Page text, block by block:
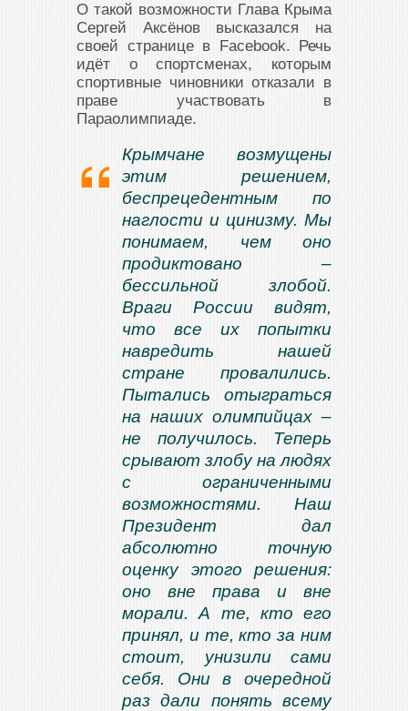
О такой возможности Глава Крыма
Сергей Аксёнов высказался на
своей странице в Facebook. Речь
идёт о спортсменах, которым
спортивные чиновники отказали в
праве участвовать в
Параолимпиаде.
Крымчане возмущены
этим решением,
беспрецедентным по
наглости и цинизму. Мы
понимаем, чем оно
продиктовано –
бессильной злобой.
Враги России видят,
что все их попытки
навредить нашей
стране провалились.
Пытались отыграться
на наших олимпийцах –
не получилось. Теперь
срывают злобу на людях
с ограниченными
возможностями. Наш
Президент дал
абсолютно точную
оценку этого решения:
оно вне права и вне
морали. А те, кто его
принял, и те, кто за ним
стоит, унизили сами
себя. Они в очередной
раз дали понять всему